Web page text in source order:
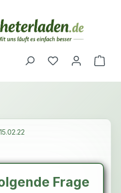
Du hast 0
15.02.22
Frage